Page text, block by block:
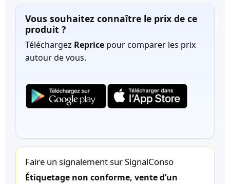
Vous souhaitez connaître le prix de ce
produit ?
Téléchargez Reprice pour comparer les prix
autour de vous.
Faire un signalement sur SignalConso
Étiquetage non conforme, vente d’un